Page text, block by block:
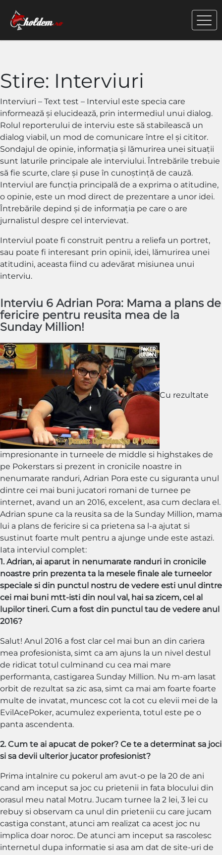
Stire: Interviuri
Interviuri – Text test – Interviul este specia care
informează și elucidează, prin intermediul unui dialog.
Rolul reporterului de interviu este să stabilească un
dialog viabil, un mod de comunicare între el și cititor.
Sondajul de opinie, informația și lămurirea unei situații
sunt laturile principale ale interviului. Întrebările trebuie
să fie scurte, clare și puse în cunoștință de cauză.
Interviul are funcția principală de a exprima o atitudine,
o opinie, este un mod direct de prezentare a unor idei.
Întrebările depind și de informația pe care o are
jurnalistul despre cel intervievat.
Interviul poate fi construit pentru a reliefa un portret,
sau poate fi interesant prin opinii, idei, lămurirea unei
atitudini, aceasta fiind cu adevărat misiunea unui
interviu.
Interviu 6 Adrian Pora: Mama a plans de
fericire pentru reusita mea de la
Sunday Million!
Cu rezultate
impresionante in turneele de middle si highstakes de
pe Pokerstars si prezent in cronicile noastre in
nenumarate randuri, Adrian Pora este cu siguranta unul
dintre cei mai buni jucatori romani de turnee pe
internet, avand un an 2016, excelent, asa cum declara el.
Adrian spune ca la reusita sa de la Sunday Million, mama
lui a plans de fericire si ca prietena sa l-a ajutat si
sustinut foarte mult pentru a ajunge unde este astazi.
Iata interviul complet:
1. Adrian, ai aparut in nenumarate randuri in cronicile
noastre prin prezenta ta la mesele finale ale turneelor
speciale si din punctul nostru de vedere esti unul dintre
cei mai buni mtt-isti din noul val, hai sa zicem, cel al
lupilor tineri. Cum a fost din punctul tau de vedere anul
2016?
Salut! Anul 2016 a fost clar cel mai bun an din cariera
mea profesionista, simt ca am ajuns la un nivel destul
de ridicat totul culminand cu cea mai mare
performanta, castigarea Sunday Million. Nu m-am lasat
orbit de rezultat sa zic asa, simt ca mai am foarte foarte
multe de invatat, muncesc cot la cot cu elevii mei de la
EvilAcePoker, acumulez experienta, totul este pe o
panta ascendenta.
2. Cum te ai apucat de poker? Ce te a determinat sa joci
si sa devii ulterior jucator profesionist?
Prima intalnire cu pokerul am avut-o pe la 20 de ani
cand am inceput sa joc cu prietenii in fata blocului din
orasul meu natal Motru. Jucam turnee la 2 lei, 3 lei cu
rebuy si observam ca unul din prietenii cu care jucam
castiga constant, atunci am realizat ca acest joc nu
implica doar noroc. De atunci am inceput sa rascolesc
internetul dupa informatie si asa am dat de site-uri de